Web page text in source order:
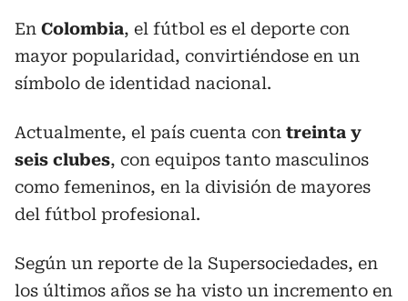
En Colombia, el fútbol es el deporte con
mayor popularidad, convirtiéndose en un
símbolo de identidad nacional.
Actualmente, el país cuenta con treinta y
seis clubes, con equipos tanto masculinos
como femeninos, en la división de mayores
del fútbol profesional.
Según un reporte de la Supersociedades, en
los últimos años se ha visto un incremento en